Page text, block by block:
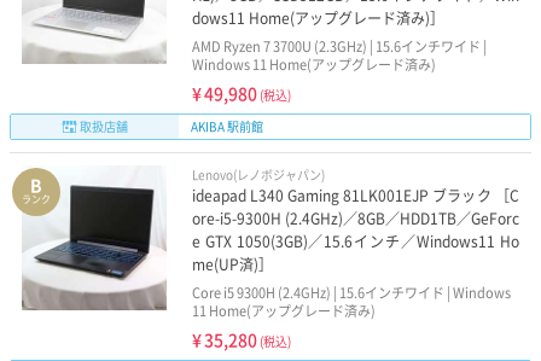
dows11 Home(アップグレード済み)］
AMD Ryzen 7 3700U (2.3GHz) | 15.6インチワイド |
Windows 11 Home(アップグレード済み)
¥49,980 (税込)
取扱店舗
AKIBA 駅前館
B
ランク
Lenovo(レノボジャパン)
ideapad L340 Gaming 81LK001EJP ブラック ［C
ore-i5-9300H (2.4GHz)／8GB／HDD1TB／GeForc
e GTX 1050(3GB)／15.6インチ／Windows11 Ho
me(UP済)］
Core i5 9300H (2.4GHz) | 15.6インチワイド | Windows
11 Home(アップグレード済み)
¥35,280 (税込)